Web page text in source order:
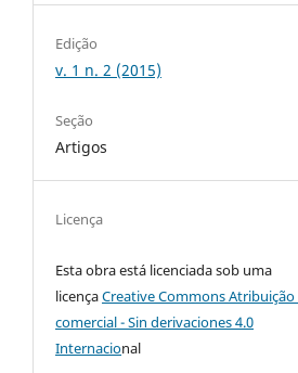
Edição
v. 1 n. 2 (2015)
Seção
Artigos
Licença
Esta obra está licenciada sob uma
licençaCreative Commons Atribuição
comercial - Sin derivaciones 4.0
Internacional